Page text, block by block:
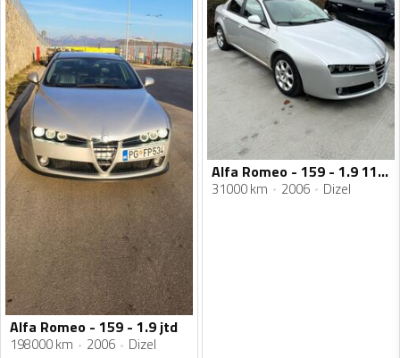
Alfa Romeo - 159 - 1.9 jtd
198000 km 2006 Dizel
Alfa Romeo - 159 - 1.9 110kw
31000 km 2006 Dizel